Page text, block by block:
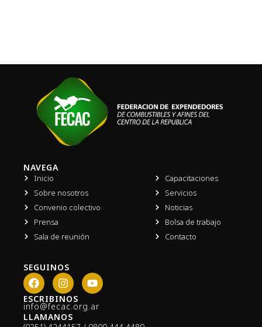
NAVEGA
Inicio
Sobre nosotros
Convenio colectivo
Prensa
Sala de reunión
Capacitaciones
Servicios
Noticias
Bolsa de trabajo
Contacto
SEGUINOS
F
a
c
e
b
I
n
s
t
a
Y
o
u
t
ESCRIBINOS
info@fecac.org.ar
LLAMANOS